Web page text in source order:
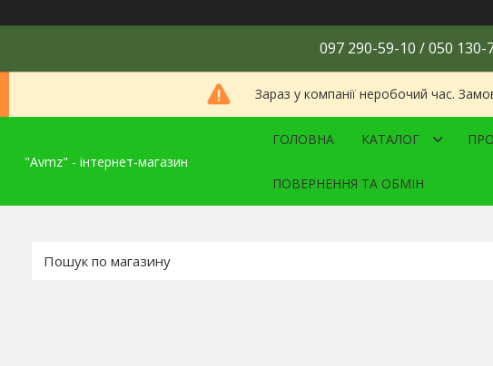
097 290-59-10 / 050
Зараз у компанії неробочий час.
"Avmz" - інтернет-магазин
ГОЛОВНА КАТАЛОГ
ПОВЕРНЕННЯ ТА ОБМІН